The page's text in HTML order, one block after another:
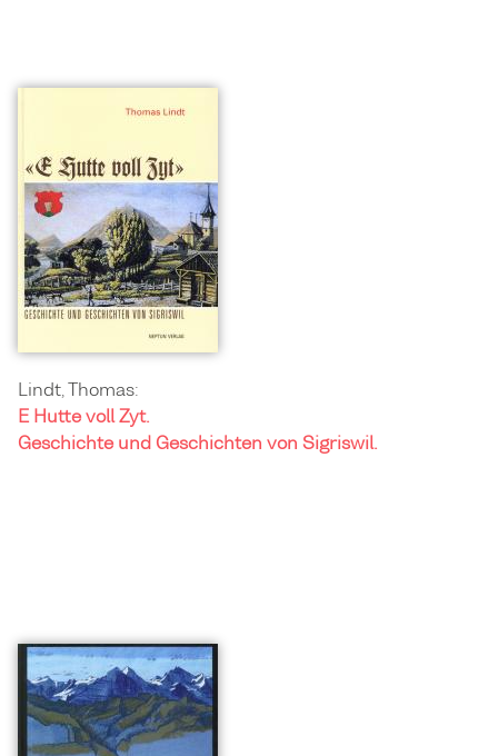
Lindt, Thomas:
E Hutte voll Zyt.
Geschichte und Geschichten von Sigriswil.